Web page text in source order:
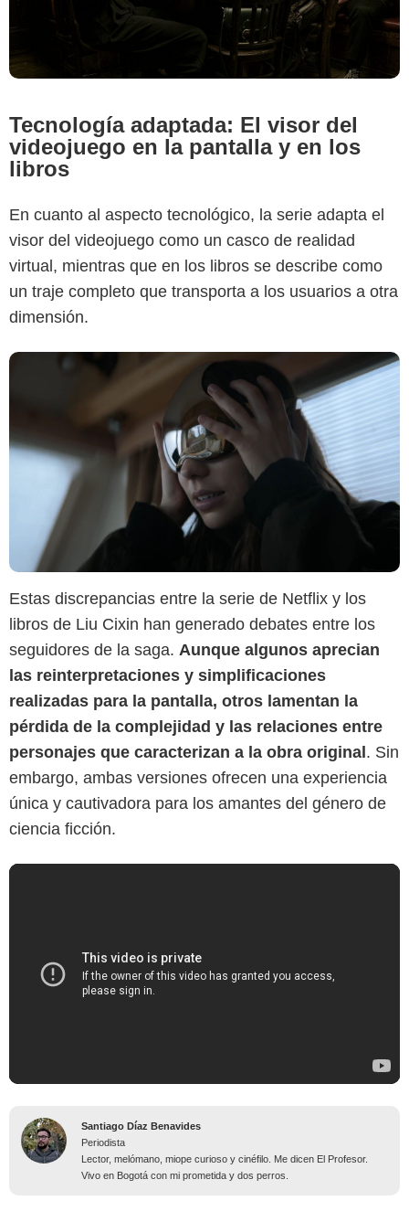
Tecnología adaptada: El visor del
videojuego en la pantalla y en los
libros
En cuanto al aspecto tecnológico, la serie adapta el
visor del videojuego como un casco de realidad
virtual, mientras que en los libros se describe como
un traje completo que transporta a los usuarios a otra
dimensión.
Netflix
Estas discrepancias entre la serie de Netflix y los
libros de Liu Cixin han generado debates entre los
seguidores de la saga. Aunque algunos aprecian
las reinterpretaciones y simplificaciones
realizadas para la pantalla, otros lamentan la
pérdida de la complejidad y las relaciones entre
personajes que caracterizan a la obra original. Sin
embargo, ambas versiones ofrecen una experiencia
única y cautivadora para los amantes del género de
ciencia ficción.
Santiago Díaz Benavides
Periodista
Lector, melómano, miope curioso y cinéfilo. Me dicen El Profesor.
Vivo en Bogotá con mi prometida y dos perros.